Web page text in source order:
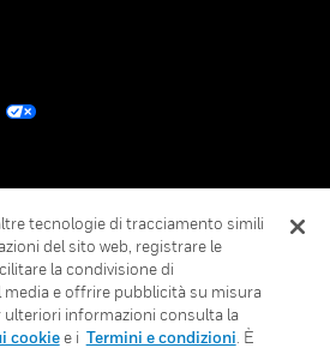
tecnologie di tracciamento simili
del sito web, registrare le
la condivisione di
e offrire pubblicità su misura
ulteriori informazioni consulta la
cookiee i Termini e condizioni . È